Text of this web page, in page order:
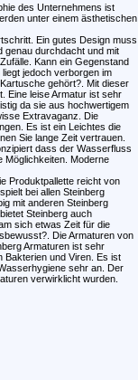
des Unternehmens ist
unter einem ästhetischen
Ein gutes Design muss
genau durchdacht und mit
Kann ein Gegenstand
jedoch verborgen im
gehört?. Mit dieser
Eine leise Armatur ist sehr
da sie aus hochwertigem
Extravaganz. Die
Es ist ein Leichtes die
Sie lange Zeit vertrauen.
dass der Wasserfluss
Möglichkeiten. Moderne
Produktpallette reicht von
bei allen Steinberg
mit anderen Steinberg
Steinberg auch
sich etwas Zeit für die
Die Armaturen von
Armaturen ist sehr
Bakterien und Viren. Es ist
sehr an. Der
verwirklicht wurden.